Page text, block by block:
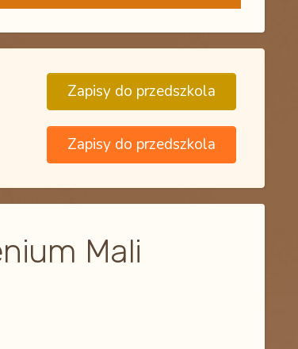
Zapisy do przedszkola
Zapisy do przedszkola
Mali